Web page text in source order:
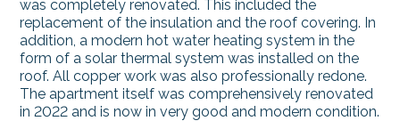
was completely renovated. This included the
replacement of the insulation and the roof covering. In
addition, a modern hot water heating system in the
form of a solar thermal system was installed on the
roof. All copper work was also professionally redone.
The apartment itself was comprehensively renovated
in 2022 and is now in very good and modern condition.